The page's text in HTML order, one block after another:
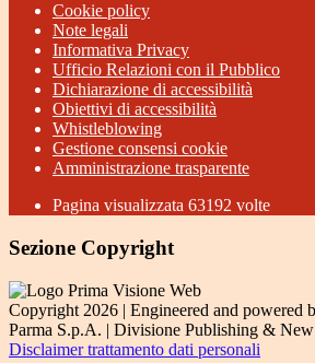
Cookie policy
Note legali
Informativa Privacy
Ufficio Relazioni con il Pubblico
Dichiarazione di accessibilità
Obiettivi di accessibilità
Whistleblowing
Gestione consensi cookie
Amministrazione trasparente
Pagina visualizzata 63192 volte
Sezione Copyright
Copyright 2026 | Engineered and powered
Parma S.p.A. | Divisione Publishing &
Disclaimer trattamento dati personali